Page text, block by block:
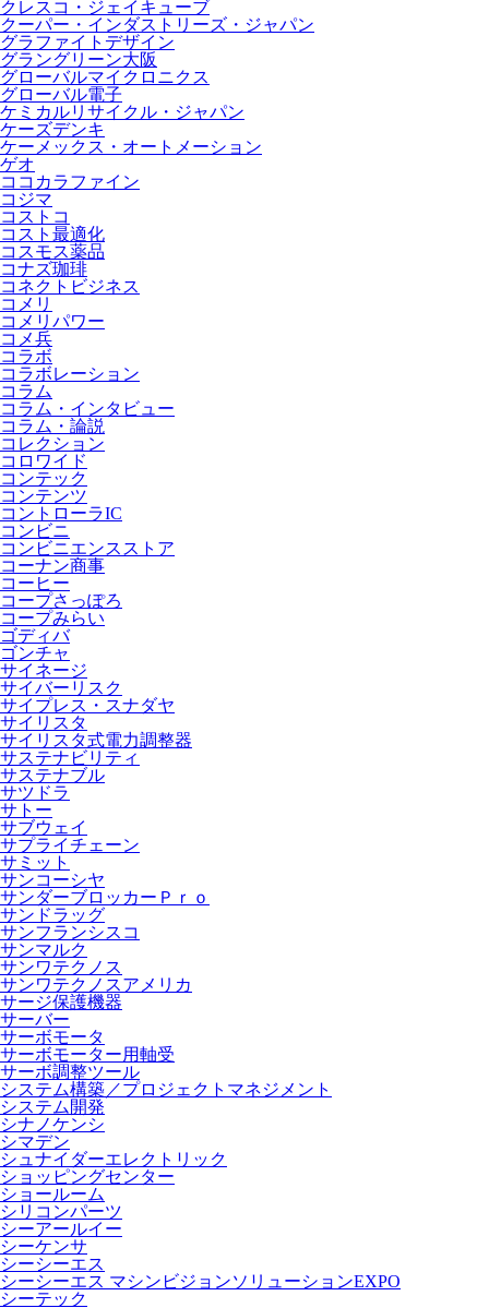
クレスコ・ジェイキューブ
クーパー・インダストリーズ・ジャパン
グラファイトデザイン
グラングリーン大阪
グローバルマイクロニクス
グローバル電子
ケミカルリサイクル・ジャパン
ケーズデンキ
ケーメックス・オートメーション
ゲオ
ココカラファイン
コジマ
コストコ
コスト最適化
コスモス薬品
コナズ珈琲
コネクトビジネス
コメリ
コメリパワー
コメ兵
コラボ
コラボレーション
コラム
コラム・インタビュー
コラム・論説
コレクション
コロワイド
コンテック
コンテンツ
コントローラIC
コンビニ
コンビニエンスストア
コーナン商事
コーヒー
コープさっぽろ
コープみらい
ゴディバ
ゴンチャ
サイネージ
サイバーリスク
サイプレス・スナダヤ
サイリスタ
サイリスタ式電力調整器
サステナビリティ
サステナブル
サツドラ
サトー
サブウェイ
サプライチェーン
サミット
サンコーシヤ
サンダーブロッカーＰｒｏ
サンドラッグ
サンフランシスコ
サンマルク
サンワテクノス
サンワテクノスアメリカ
サージ保護機器
サーバー
サーボモータ
サーボモーター用軸受
サーボ調整ツール
システム構築／プロジェクトマネジメント
システム開発
シナノケンシ
シマデン
シュナイダーエレクトリック
ショッピングセンター
ショールーム
シリコンパーツ
シーアールイー
シーケンサ
シーシーエス
シーシーエス マシンビジョンソリューションEXPO
シーテック